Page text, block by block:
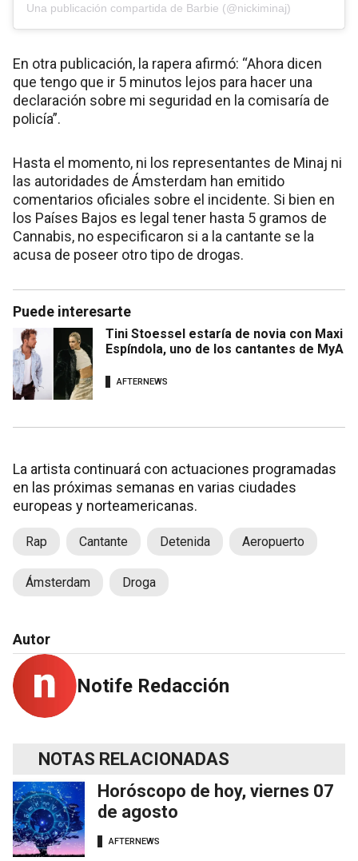
Una publicación compartida de Barbie (@nickiminaj)
En otra publicación, la rapera afirmó: “Ahora dicen
que tengo que ir 5 minutos lejos para hacer una
declaración sobre mi seguridad en la comisaría de
policía”.
Hasta el momento, ni los representantes de Minaj ni
las autoridades de Ámsterdam han emitido
comentarios oficiales sobre el incidente. Si bien en
los Países Bajos es legal tener hasta 5 gramos de
Cannabis, no especificaron si a la cantante se la
acusa de poseer otro tipo de drogas.
Puede interesarte
Tini Stoessel estaría de novia con Maxi
Espíndola, uno de los cantantes de MyA
AFTERNEWS
La artista continuará con actuaciones programadas
en las próximas semanas en varias ciudades
europeas y norteamericanas.
Rap Cantante Detenida Aeropuerto
Ámsterdam Droga
Autor
Notife Redacción
NOTAS RELACIONADAS
Horóscopo de hoy, viernes 07
de agosto
AFTERNEWS